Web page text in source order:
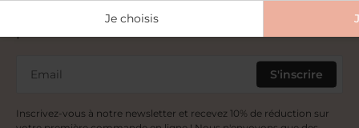
Abonnez-vous à notre newsletter
Email S'inscrire
Inscrivez-vous à notre newsletter et recevez 10% de réduction sur
Je choisis